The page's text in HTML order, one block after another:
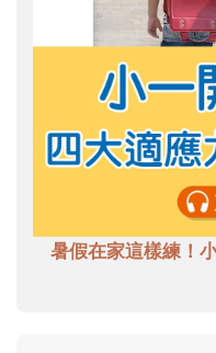
暑假在家這樣練！